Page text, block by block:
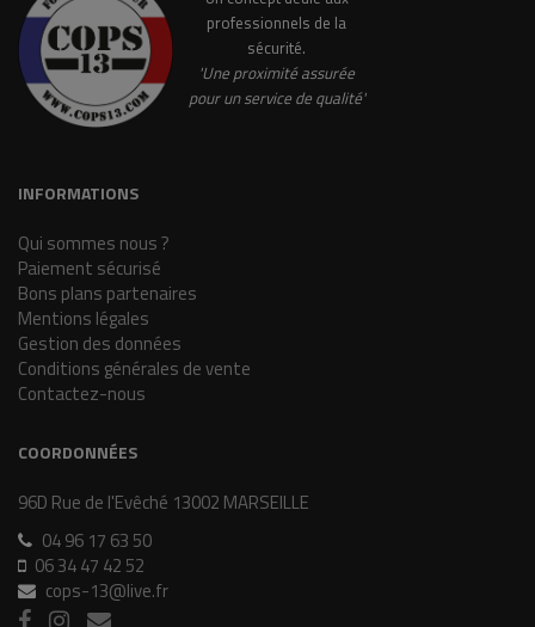
professionnels de la
sécurité.
'Une proximité assurée
pour un service de qualité'
INFORMATIONS
Qui sommes nous ?
Paiement sécurisé
Bons plans partenaires
Mentions légales
Gestion des données
Conditions générales de vente
Contactez-nous
COORDONNÉES
96D Rue de l'Evêché 13002 MARSEILLE
04 96 17 63 50
06 34 47 42 52
cops-13@live.fr